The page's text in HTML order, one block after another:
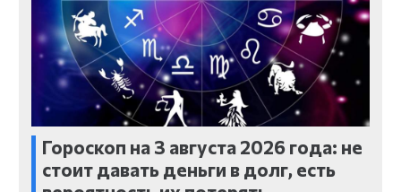
Гороскоп на 3 августа 2026 года: не
стоит давать деньги в долг, есть